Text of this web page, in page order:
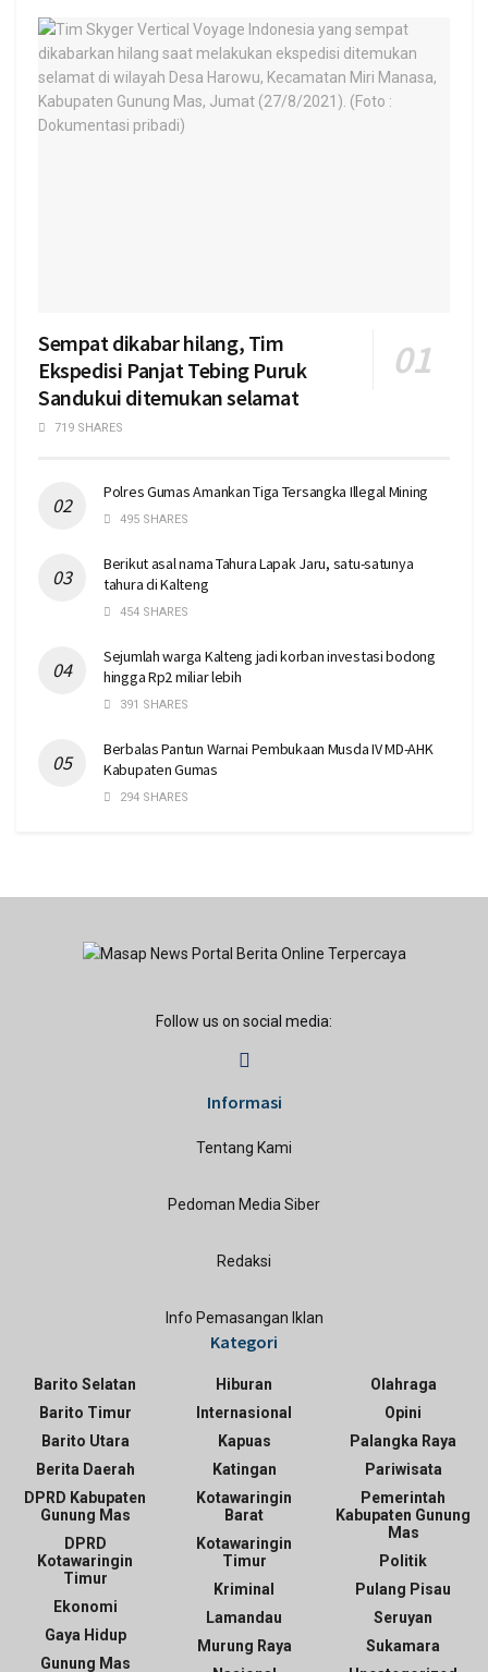
Sempat dikabar hilang, Tim
Ekspedisi Panjat Tebing Puruk
Sandukui ditemukan selamat
719 SHARES
Polres Gumas Amankan Tiga Tersangka Illegal Mining
495 SHARES
Berikut asal nama Tahura Lapak Jaru, satu-satunya
tahura di Kalteng
454 SHARES
Sejumlah warga Kalteng jadi korban investasi bodong
hingga Rp2 miliar lebih
391 SHARES
Berbalas Pantun Warnai Pembukaan Musda IV MD-AHK
Kabupaten Gumas
294 SHARES
Follow us on social media:
Informasi
Tentang Kami
Pedoman Media Siber
Redaksi
Info Pemasangan Iklan
Kategori
Barito Selatan
Barito Timur
Barito Utara
Berita Daerah
DPRD Kabupaten
Gunung Mas
DPRD
Kotawaringin
Timur
Ekonomi
Gaya Hidup
Gunung Mas
Hiburan
Internasional
Kapuas
Katingan
Kotawaringin
Barat
Kotawaringin
Timur
Kriminal
Lamandau
Murung Raya
Olahraga
Opini
Palangka Raya
Pariwisata
Pemerintah
Kabupaten Gunung
Mas
Politik
Pulang Pisau
Seruyan
Sukamara